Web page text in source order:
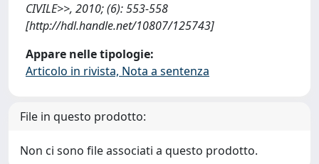
CIVILE>>, 2010; (6): 553-558
[http://hdl.handle.net/10807/125743]
Appare nelle tipologie:
Articolo in rivista, Nota a sentenza
File in questo prodotto:
Non ci sono file associati a questo prodotto.